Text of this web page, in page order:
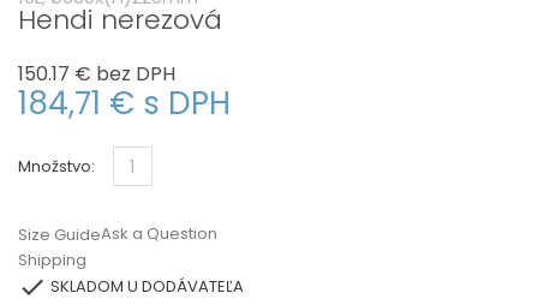
Hendi nerezová
150.17 € bez DPH
184,71 € s DPH
Množstvo:
Size Guide
Shipping
Ask a Question
 SKLADOM U DODÁVATEĽA